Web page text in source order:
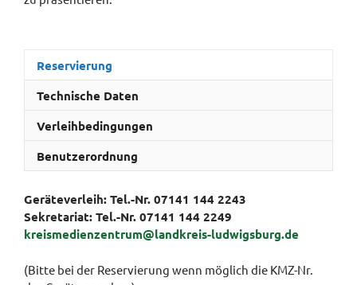
Reservierung
Technische Daten
Verleihbedingungen
Benutzerordnung
Geräteverleih: Tel.-Nr. 07141 144 2243
Sekretariat: Tel.-Nr. 07141 144 2249
kreismedienzentrum@landkreis-ludwigsburg.de
(Bitte bei der Reservierung wenn möglich die KMZ-Nr.